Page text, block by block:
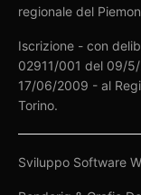
regionale del
Iscrizione - con
02911/001 del 09/
17/06/2009 - al
Torino.
Sviluppo Software